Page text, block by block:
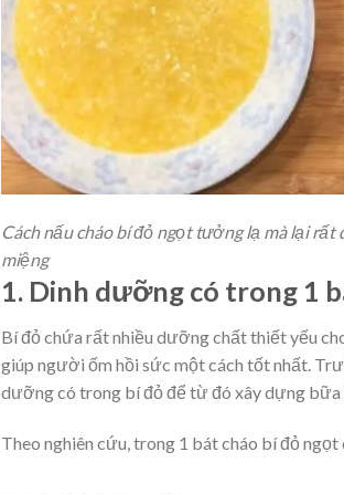
Cách nấu cháo bí đỏ ngọt tưởng lạ mà lại
miệng
1. Dinh dưỡng có trong 1
Bí đỏ chứa rất nhiều dưỡng chất thiết yếu
giúp người ốm hồi sức một cách tốt nhất.
dưỡng có trong bí đỏ để từ đó xây dựng bữa
Theo nghiên cứu, trong 1 bát cháo bí đỏ ngọt